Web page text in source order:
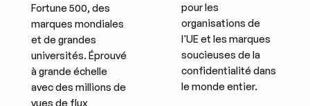
Fortune 500, des
marques mondiales
et de grandes
universités. Éprouvé
à grande échelle
avec des millions de
vues de flux
pour les
organisations de
l'UE et les marques
soucieuses de la
confidentialité dans
le monde entier.